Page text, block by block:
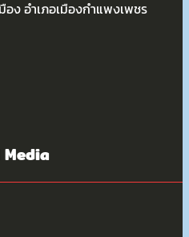
ง อำเภอเมืองกำแพงเพชร